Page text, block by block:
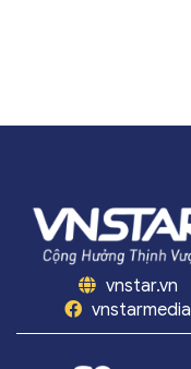
vnstar.vn
vnstarmedia